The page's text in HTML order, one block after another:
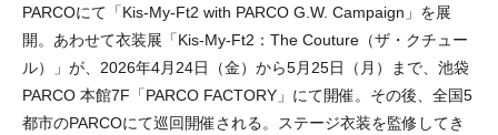
PARCOにて「Kis-My-Ft2 with PARCO G.W. Campaign」を展
開。あわせて衣装展「Kis-My-Ft2：The Couture（ザ・クチュー
ル）」が、2026年4月24日（金）から5月25日（月）まで、池袋
PARCO 本館7F「PARCO FACTORY」にて開催。その後、全国5
都市のPARCOにて巡回開催される。ステージ衣装を監修してき